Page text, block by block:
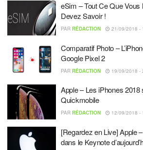
eSim – Tout Ce Que
Devez Savoir !
PAR RÉDACTION 21/09/2018 -
Comparatif Photo –
Google Pixel 2
PAR RÉDACTION 19/09/2018 -
Apple – Les iPhones
Quickmobile
PAR RÉDACTION 12/09/2018 -
[Regardez en Live] Apple
dans le Keynote